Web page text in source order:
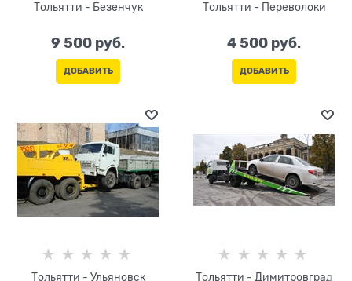
Тольятти - Безенчук
9 500 руб.
ДОБАВИТЬ
Тольятти - Переволоки
4 500 руб.
ДОБАВИТЬ
Тольятти - Ульяновск Тольятти - Димитровград